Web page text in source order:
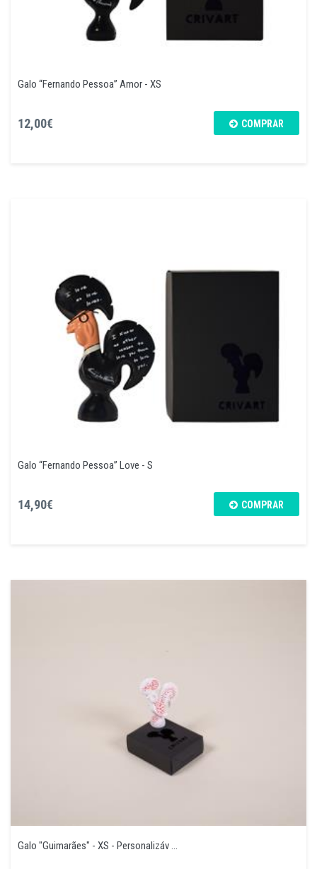
Galo “Fernando Pessoa” Amor - XS
12,00€ COMPRAR
Galo “Fernando Pessoa” Love - S
14,90€ COMPRAR
Galo "Guimarães" - XS - Personalizáv ...